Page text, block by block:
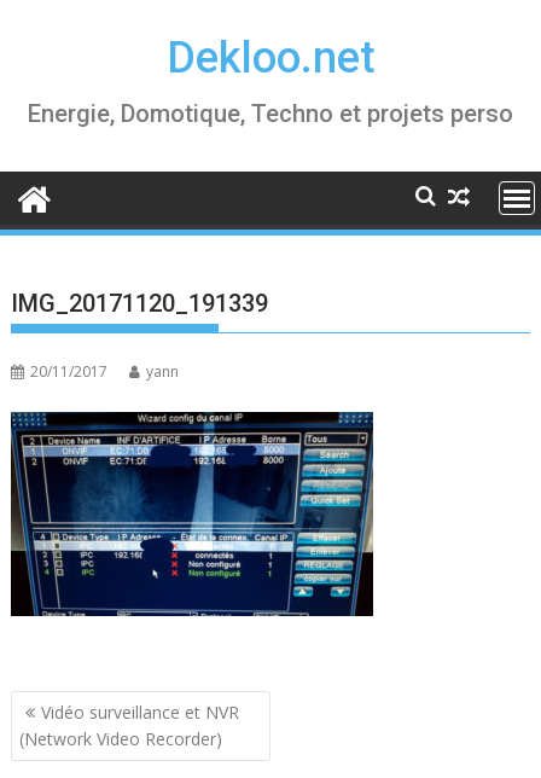
Dekloo.net
Energie, Domotique, Techno et projets perso
IMG_20171120_191339
20/11/2017 yann
Navigation
de
Vidéo surveillance et NVR
(Network Video Recorder)